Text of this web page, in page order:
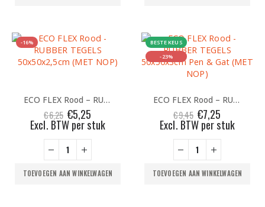
-16%
ECO FLEX Rood – RUBBER TEGELS 50x50x2,5cm (MET NOP)
€6,25 Oorspronkelijke
prijs
was:
€6,25.
€5,25
prijs
is:
Excl. BTW per stuk
TOEVOEGEN AAN WINKELWAGEN
BESTE KEUS
-23%
ECO FLEX Rood – RUBBER TEGELS 50x50x3cm Pen & Gat (MET NOP)
€9,45 Oorspronkelijke
prijs
was:
€9,45.
€7,25
prijs
is:
Excl. BTW per stuk
TOEVOEGEN AAN WINKELWAGEN